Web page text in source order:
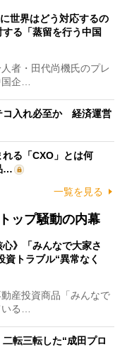
世界はどう対応するの
る「蒸留を行う中国
者・田代尚機氏のプレ
企…
コ入れ必至か 経済運営
る「CXO」とは何
…
一覧を見る
ップ騒動の内幕
心》「みんなで大家さ
トラブル“異常なく
産投資商品「みんなで
る…
転三転した“成田プロ